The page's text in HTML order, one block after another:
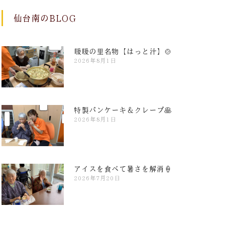
仙台南のBLOG
暖暖の里名物【はっと汁】🍲
2026年8月1日
特製パンケーキ＆クレープ🥞
2026年8月1日
アイスを食べて暑さを解消🍦
2026年7月20日